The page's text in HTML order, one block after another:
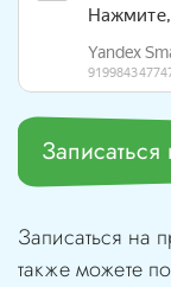
Записаться на
также можете